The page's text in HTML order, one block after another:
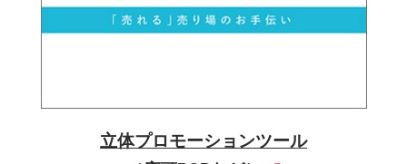
立体プロモーションツール